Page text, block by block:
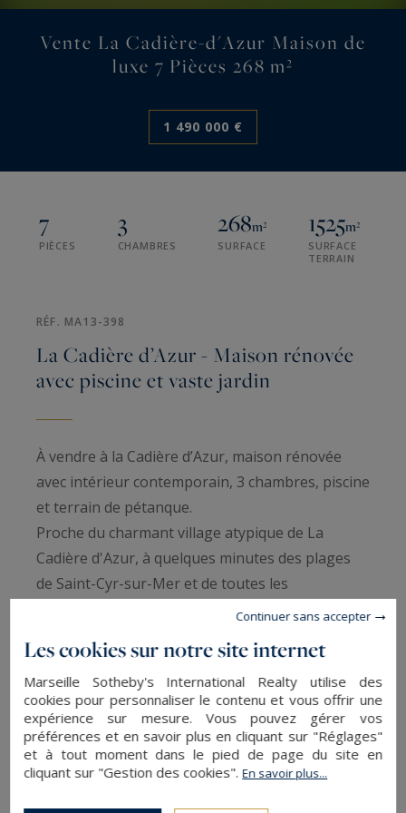
Vente La Cadière-d'Azur Maison de
luxe 7 Pièces 268 m²
1 490 000 €
7
PIÈCES
3
CHAMBRES
268m²
SURFACE
1525m²
SURFACE
TERRAIN
RÉF. MA13-398
La Cadière d’Azur - Maison rénovée
avec piscine et vaste jardin
À vendre à la Cadière d’Azur, maison rénovée
avec intérieur contemporain, 3 chambres, piscine
et terrain de pétanque.
Proche du charmant village atypique de La
Cadière d'Azur, à quelques minutes des plages
de Saint-Cyr-sur-Mer et de toutes les
commodités, découvrez cette magnifique villa
écrin de verdure.
Érigée sur un terrain arboré de 1 525 m², cette
propriété se distingue par la qualité de sa
décoration intérieure, ses prestations haut de
gamme, ses équipements complets et son
environnement paisible.
Les cookies sur notre site internet
Marseille Sotheby's International Realty utilise des
cookies pour personnaliser le contenu et vous offrir une
expérience sur mesure. Vous pouvez gérer vos
préférences et en savoir plus en cliquant sur "Réglages"
et à tout moment dans le pied de page du site en
cliquant sur "Gestion des cookies".En savoir plus...
Continuer sans accepter